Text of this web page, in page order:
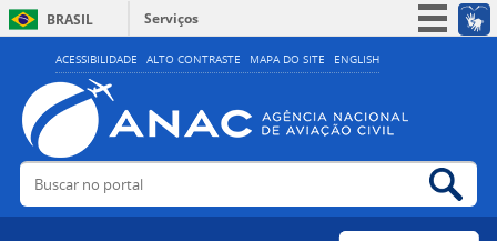
ACESSIBILIDADE ALTO CONTRASTE MAPA DO SITE ENGLISH
BRASIL
Serviços
Simplifique!
Acesso à informação
Legislação
Buscar no portal